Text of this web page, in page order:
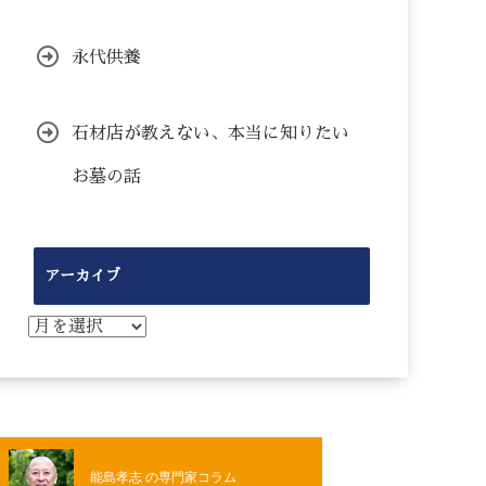
永代供養
石材店が教えない、本当に知りたい
お墓の話
アーカイブ
ア
ー
イ